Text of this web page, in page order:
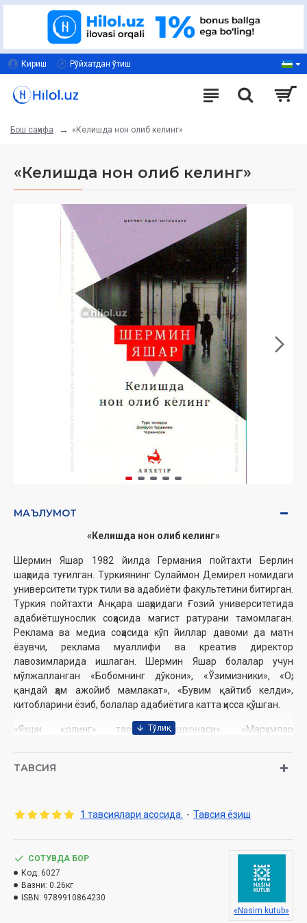
Кириш Рўйхатдан ўтиш
Бош саҳифа «Келишда нон олиб келинг»
«Келишда нон олиб келинг»
МАЪЛУМОТ
«Келишда нон олиб келинг»
Шермин Яшар 1982 йилда Германия пойтахти Берлин
шаҳрида туғилган. Туркиянинг Сулаймон Демирел номидаги
университети турк тили ва адабиёти факультетини битирган.
Туркия пойтахти Анқара шаҳридаги Ғозий университетида
адабиётшунослик соҳасида магист ратурани тамомлаган.
Реклама ва медиа соҳасида кўп йиллар давоми да матн
ёзувчи, реклама муаллифи ва креатив директор
лавозимларида ишлаган. Шермин Яшар болалар учун
мўлжалланган «Бобомнинг дўкони», «Ўзимизники», «Оҳ,
қандай ҳам ажойиб мамлакат», «Бувим қайтиб келди»,
китобларини ёзиб, болалар адабиётига катта ҳисса қўшган.
«Яхши қолинг» тарихий ошхонаси», «Марҳумлар
номинацияси совринига муносиб кўрилган) ва «Айтма,
тилининг сўз бойлиги устида олиб борган тадқиқотлари
«Сўз музейи»ни ташкил қилди. Ёзувчи уч нафар фарзанднинг
онасидир.
ТАВСИЯ
1 тавсиялари асосида. - Тавсия ёзиш
СОТУВДА БОР
Код: 6027
Вазни: 0.26кг
ISBN: 9789910864230
«Nasim kutub»